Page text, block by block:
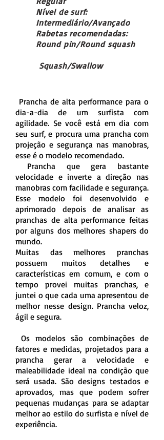
Nível de surf:
Intermediário/Avançado
Rabetas recomendadas:
Round pin/Round squash
Squash/Swallow
Prancha de alta performance para o
dia-a-dia de um surfista com
agilidade. Se você está em dia com
seu surf, e procura uma prancha com
projeção e segurança nas manobras,
esse é o modelo recomendado.
Prancha que gera bastante
velocidade e inverte a direção nas
manobras com facilidade e segurança.
Esse modelo foi desenvolvido e
aprimorado depois de analisar as
pranchas de alta performance feitas
por alguns dos melhores shapers do
mundo.
Muitas das melhores pranchas
possuem muitos detalhes e
características em comum, e com o
tempo provei muitas pranchas, e
juntei o que cada uma apresentou de
melhor nesse design. Prancha veloz,
ágil e segura.
Os modelos são combinações de
fatores e medidas, projetados para a
prancha gerar a velocidade e
maleabilidade ideal na condição que
será usada. São designs testados e
aprovados, mas que podem sofrer
pequenas mudanças para se adaptar
melhor ao estilo do surfista e nível de
experiência.